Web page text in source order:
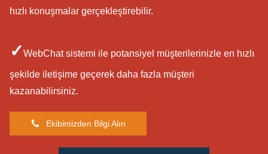
hızlı konuşmalar gerçekleştirebilir.
✓WebChat sistemi ile potansiyel müşterilerinizle en hızlı
şekilde iletişime geçerek daha fazla müşteri
kazanabilirsiniz.
Ekibimizden Bilgi Alın